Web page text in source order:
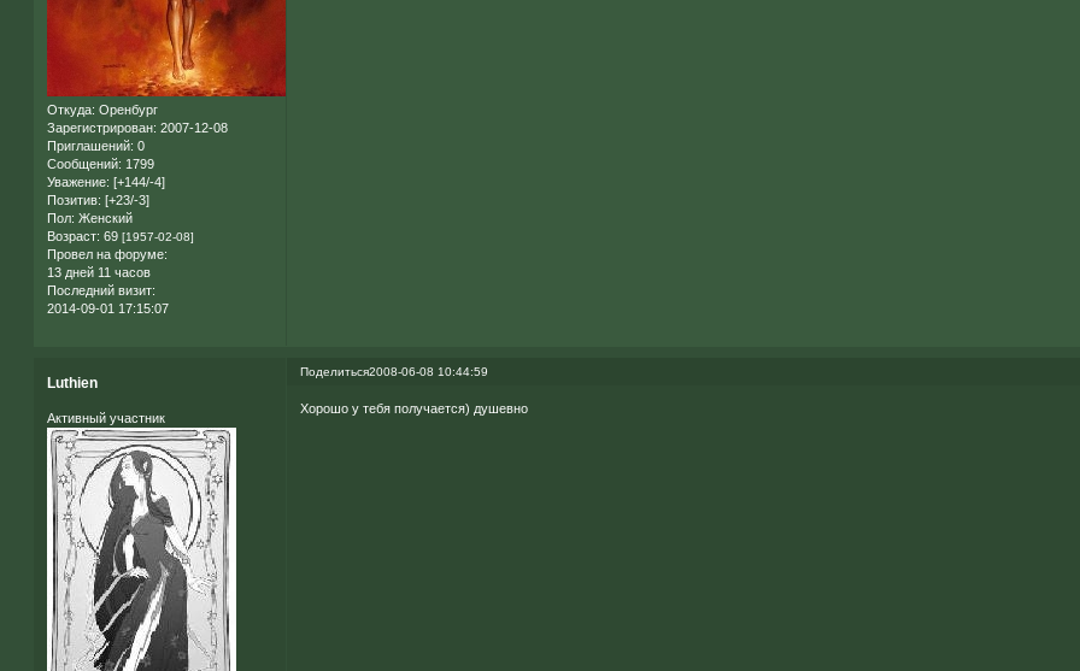
Откуда: Оренбург
Зарегистрирован: 2007-12-08
Приглашений: 0
Сообщений: 1799
Уважение: [+144/-4]
Позитив: [+23/-3]
Пол: Женский
Возраст: 69 [1957-02-08]
Провел на форуме:
13 дней 11 часов
Последний визит:
2014-09-01 17:15:07
Поделиться2008-06-08 10:44:59
Luthien
Активный участник
Хорошо у тебя получается) душевно